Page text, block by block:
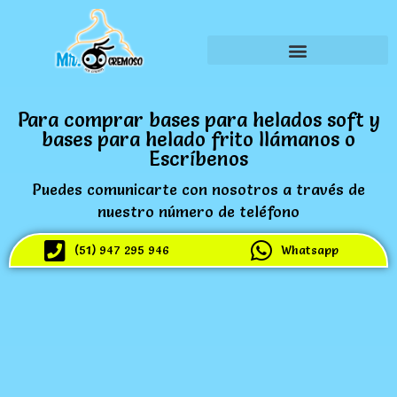
Para comprar bases para helados soft y
bases para helado frito llámanos o
Escríbenos
Puedes comunicarte con nosotros a través de
nuestro número de teléfono
(51) 947 295 946 Whatsapp